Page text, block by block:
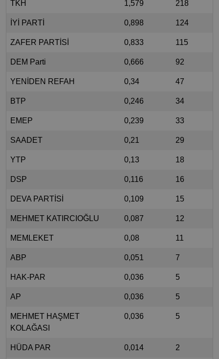
TKH 1,579 218
İYİ PARTİ 0,898 124
ZAFER PARTİSİ 0,833 115
DEM Parti 0,666 92
YENİDEN REFAH 0,34 47
BTP 0,246 34
EMEP 0,239 33
SAADET 0,21 29
YTP 0,13 18
DSP 0,116 16
DEVA PARTİSİ 0,109 15
MEHMET KATIRCIOĞLU 0,087 12
MEMLEKET 0,08 11
ABP 0,051 7
HAK-PAR 0,036 5
AP 0,036 5
MEHMET HAŞMET
KOLAĞASI
0,036 5
HÜDA PAR 0,014 2